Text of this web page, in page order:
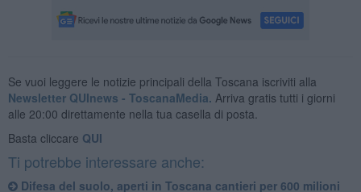
Se vuoi leggere le notizie principali della Toscana iscriviti alla
Newsletter QUInews - ToscanaMedia. Arriva gratis tutti i giorni
alle 20:00 direttamente nella tua casella di posta.
Basta cliccare QUI
Ti potrebbe interessare anche:
Difesa del suolo, aperti in Toscana cantieri per 600 milioni